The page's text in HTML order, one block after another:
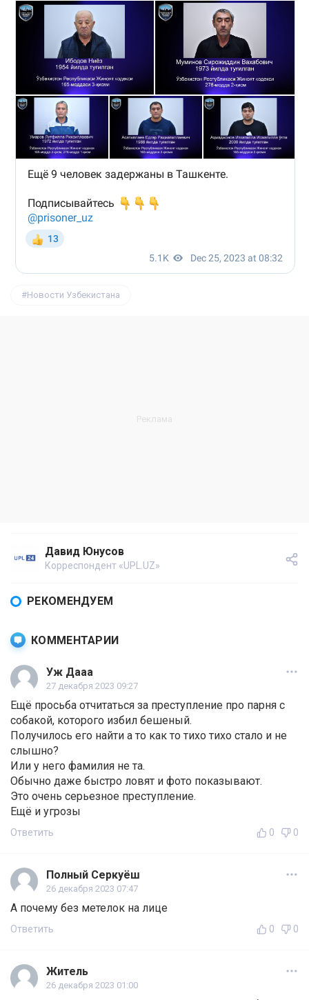
Новости Узбекистана
Давид Юнусов
Корреспондент «UPL.UZ»
РЕКОМЕНДУЕМ
КОММЕНТАРИИ
Уж Дааа
27 декабря 2023 09:27
Ещё просьба отчитаться за преступление про парня с
собакой, которого избил бешеный.
Получилось его найти а то как то тихо тихо стало и не
слышно?
Или у него фамилия не та.
Обычно даже быстро ловят и фото показывают.
Это очень серьезное преступление.
Ещё и угрозы
Ответить 0 0
Полный Серкуёш
26 декабря 2023 07:47
А почему без метелок на лице
Ответить 0 0
Житель
26 декабря 2023 01:00